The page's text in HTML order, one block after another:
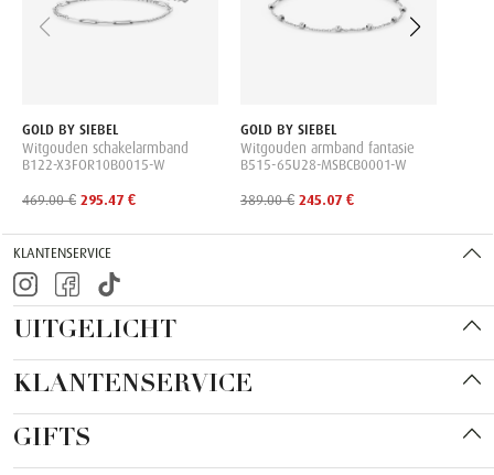
GOLD BY SIEBEL
Witgouden schakelarmband
B122-X3FOR10B0015-W
469.00 € 295.47 €
GOLD BY SIEBEL
Witgouden armband fantasie
B515-65U28-MSBCB0001-W
389.00 € 245.07 €
KLANTENSERVICE
UITGELICHT
KLANTENSERVICE
GIFTS